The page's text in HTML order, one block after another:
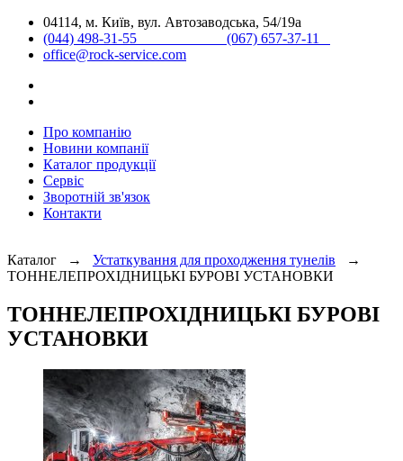
04114, м. Київ, вул. Автозаводська, 54/19а
(044) 498-31-55 (067) 657-37-11
office@rock-service.com
Про компанію
Новини компанії
Каталог продукції
Сервіс
Зворотній зв'язок
Контакти
Каталог → Устаткування для проходження тунелів →
ТОННЕЛЕПРОХІДНИЦЬКІ БУРОВІ УСТАНОВКИ
ТОННЕЛЕПРОХІДНИЦЬКІ БУРОВІ
УСТАНОВКИ